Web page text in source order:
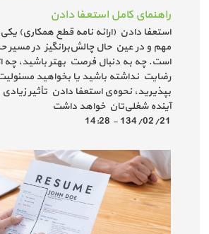
راهنمای کامل استعفا دادن
استعفا دادن (ارائه نامه قطع همکاری)
مهم و در عین حال چالش‌برانگیز در مسیر
است. چه به دنبال فرصت بهتر باشید، چه
رضایت نداشته باشید یا بخواهید
بپذیرید، نحوه‌ی استعفا دادن تأثیر زیادی
آینده شغلی‌تان خواهد داشت
134/02/21 - 14:28